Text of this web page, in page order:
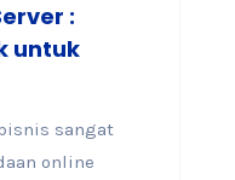
:
untuk
sangat
online